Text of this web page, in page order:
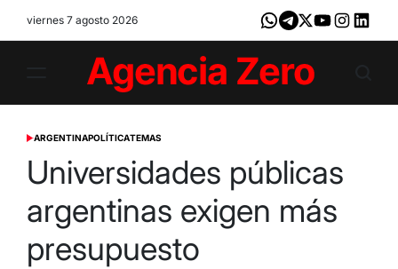
viernes 7 agosto 2026 Whatsapp
Telegram
X YoutubeInstagram
Zero
POSTED
ARGENTINAPOLÍTICATEMAS
Universidades públicas
argentinas exigen más
presupuesto